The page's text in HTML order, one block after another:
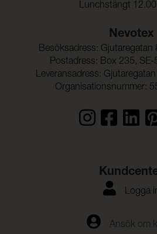
Lunchstängt
Nevotex
Besöksadress: Gjutaregatan
Postadress: Box 235, SE-
Leveransadress:
Organisationsnummer:
Logga
Ansök om